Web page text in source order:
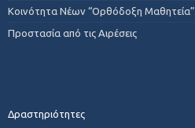
Κοινότητα Νέων “Ορθόδοξη Μαθητεία”
Προστασία από τις Αιρέσεις
Δραστηριότητες